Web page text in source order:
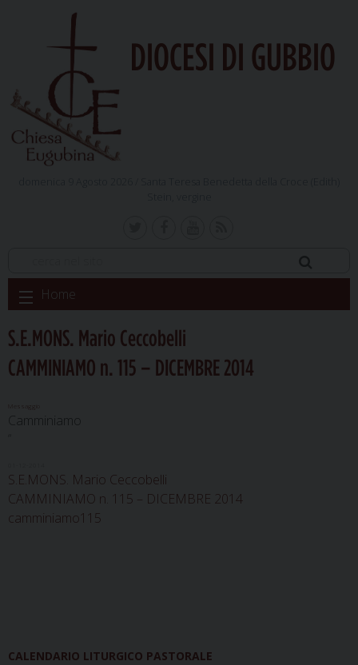
DIOCESI DI GUBBIO
Skip
to
Home
S.E.MONS. Mario Ceccobelli
CAMMINIAMO n. 115 – DICEMBRE 2014
Camminiamo
S.E.MONS. Mario Ceccobelli
CAMMINIAMO n. 115 – DICEMBRE 2014
camminiamo115
CALENDARIO LITURGICO PASTORALE